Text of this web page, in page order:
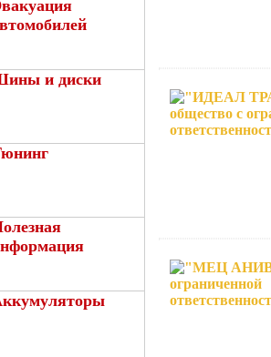
и диски